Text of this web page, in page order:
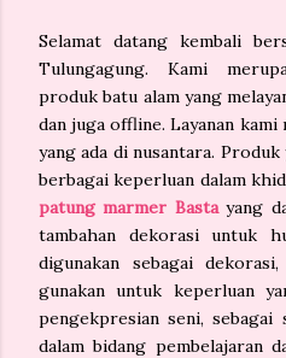
Selamat datang kembali
Tulungagung. Kami
produk batu alam yang
dan juga offline. Layanan
yang ada di nusantara.
berbagai keperluan dalam
patung marmer Bastayang
tambahan dekorasi untuk
digunakan sebagai
gunakan untuk keperluan
pengekpresian seni, sebagai
dalam bidang pembelajaran